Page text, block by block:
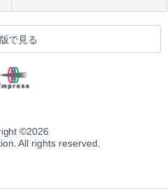
で見る
©2026
All rights reserved.